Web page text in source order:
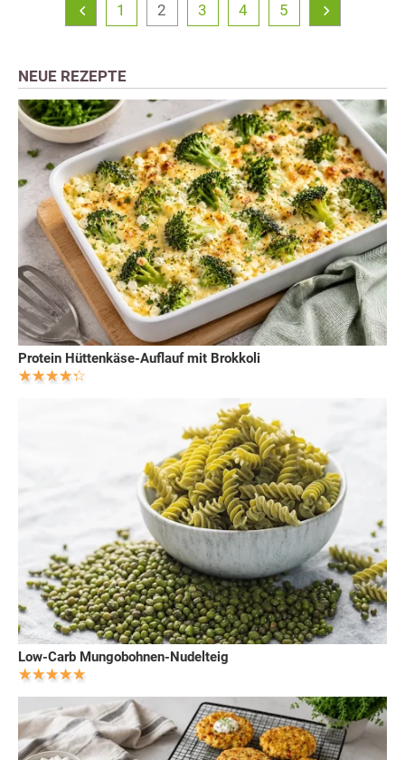
1 2 3 4 5
NEUE REZEPTE
Protein Hüttenkäse-Auflauf mit Brokkoli
Low-Carb Mungobohnen-Nudelteig